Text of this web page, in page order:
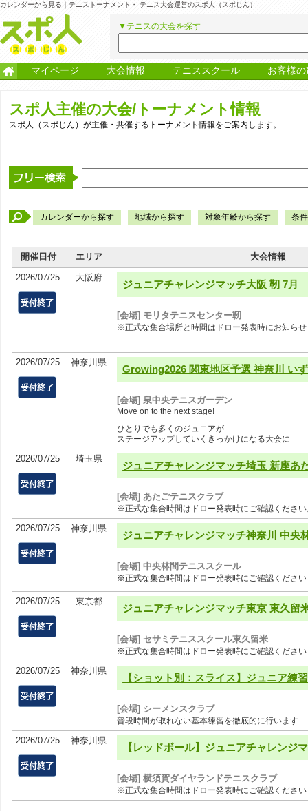
カレンダーから見る｜テニストーナメント・ テニス大会運営のスポ人（スポじん）
▼テニスの大会を探す
マイページ 大会情報 テニススクール お客様の
スポ人主催の大会/トーナメント情報
スポ人（スポじん）が主催・共催するトーナメント情報をご案内します。
カレンダーから探す 地域から探す 対象年齢から探す 条
開催日付 エリア
大会情報
2026/07/25
大阪府
ジュニアチャレンジマッチ大阪 靭 7月
[会場] モリタテニスセンター靭
※正式な集合場所と時間はドロー発表時にお知ら
2026/07/25 神奈川県
Growing2026 関東地区予選 神奈川 い
[会場] 泉中央テニスガーデン
Move on to the next stage!
ひとりでも多くのジュニアが
ステージアップしていくきっかけになる大会に
2026/07/25 埼玉県
ジュニアチャレンジマッチ埼玉 新座あ
[会場] あたごテニスクラブ
※正式な集合時間はドロー発表時にご確認ください
2026/07/25 神奈川県
ジュニアチャレンジマッチ神奈川 中央
[会場] 中央林間テニススクール
※正式な集合時間はドロー発表時にご確認ください
2026/07/25 東京都
ジュニアチャレンジマッチ東京 東久留
[会場] セサミテニススクール東久留米
※正式な集合時間はドロー発表時にご確認ください
2026/07/25 神奈川県
【ショット別：スライス】ジュニア練
[会場] シーメンスクラブ
普段時間が取れない基本練習を徹底的に行います
2026/07/25 神奈川県
【レッドボール】ジュニアチャレンジ
[会場] 横須賀ダイヤランドテニスクラブ
※正式な集合時間はドロー発表時にご確認ください